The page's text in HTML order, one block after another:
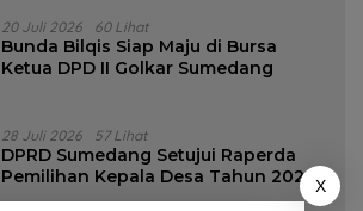
20 Juli 2026 60 Lihat
Bunda Bilqis Siap Maju di Bursa
Ketua DPD II Golkar Sumedang
28 Juli 2026 57 Lihat
DPRD Sumedang Setujui Raperda
Pemilihan Kepala Desa Tahun 2026
Menjadi Peraturan Daerah
X